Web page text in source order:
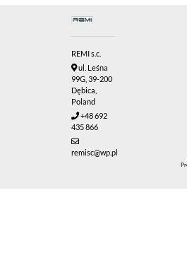
REMI s.c.
ul. Leśna
99G, 39-200
Dębica,
Poland
+48 692
435 866
remisc@wp.pl